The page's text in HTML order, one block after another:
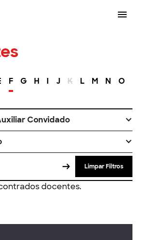
F G H I J K L M N O
Convidado
Limpar Filtros
docentes.